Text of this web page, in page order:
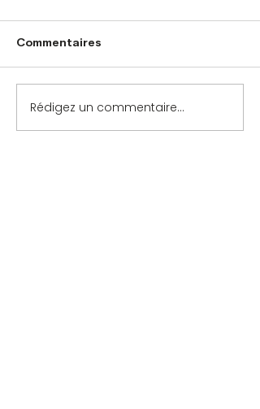
Commentaires
Rédigez un commentaire...